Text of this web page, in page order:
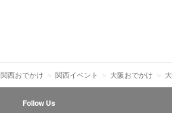
関西おでかけ 関西イベント 大阪おでかけ
Follow Us